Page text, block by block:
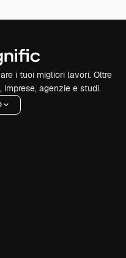
i tuoi migliori lavori. Oltre
imprese, agenzie e studi.